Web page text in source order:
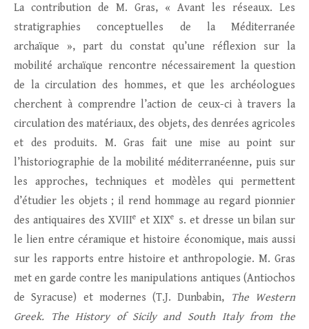
La contribution de M. Gras, « Avant les réseaux. Les
stratigraphies conceptuelles de la Méditerranée
archaïque », part du constat qu’une réflexion sur la
mobilité archaïque rencontre nécessairement la question
de la circulation des hommes, et que les archéologues
cherchent à comprendre l’action de ceux-ci à travers la
circulation des matériaux, des objets, des denrées agricoles
et des produits. M. Gras fait une mise au point sur
l’historiographie de la mobilité méditerranéenne, puis sur
les approches, techniques et modèles qui permettent
d’étudier les objets ; il rend hommage au regard pionnier
des antiquaires des XVIIIe et XIXe
s. et dresse un bilan sur
le lien entre céramique et histoire économique, mais aussi
sur les rapports entre histoire et anthropologie. M. Gras
met en garde contre les manipulations antiques (Antiochos
de Syracuse) et modernes (T.J. Dunbabin,
The Western
Greek.
The History of Sicily and South Italy from the